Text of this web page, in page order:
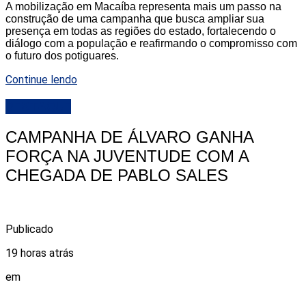
A mobilização em Macaíba representa mais um passo na
construção de uma campanha que busca ampliar sua
presença em todas as regiões do estado, fortalecendo o
diálogo com a população e reafirmando o compromisso com
o futuro dos potiguares.
Continue lendo
CAMPANHA DE ÁLVARO GANHA
FORÇA NA JUVENTUDE COM A
CHEGADA DE PABLO SALES
Publicado
19 horas atrás
em